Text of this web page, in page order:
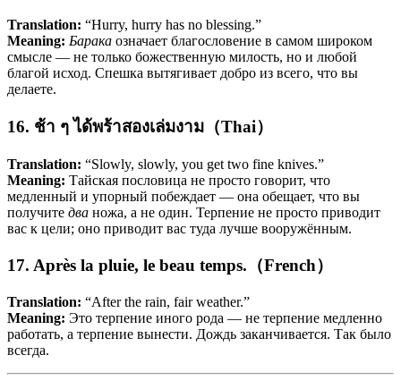
Translation: “Hurry, hurry has no blessing.”
Meaning: Барака означает благословение в самом широком
смысле — не только божественную милость, но и любой
благой исход. Спешка вытягивает добро из всего, что вы
делаете.
16. ช้า ๆ ได้พร้าสองเล่มงาม（Thai）
Translation: “Slowly, slowly, you get two fine knives.”
Meaning: Тайская пословица не просто говорит, что
медленный и упорный побеждает — она обещает, что вы
получите два ножа, а не один. Терпение не просто приводит
вас к цели; оно приводит вас туда лучше вооружённым.
17. Après la pluie, le beau temps.（French）
Translation: “After the rain, fair weather.”
Meaning: Это терпение иного рода — не терпение медленно
работать, а терпение вынести. Дождь заканчивается. Так было
всегда.